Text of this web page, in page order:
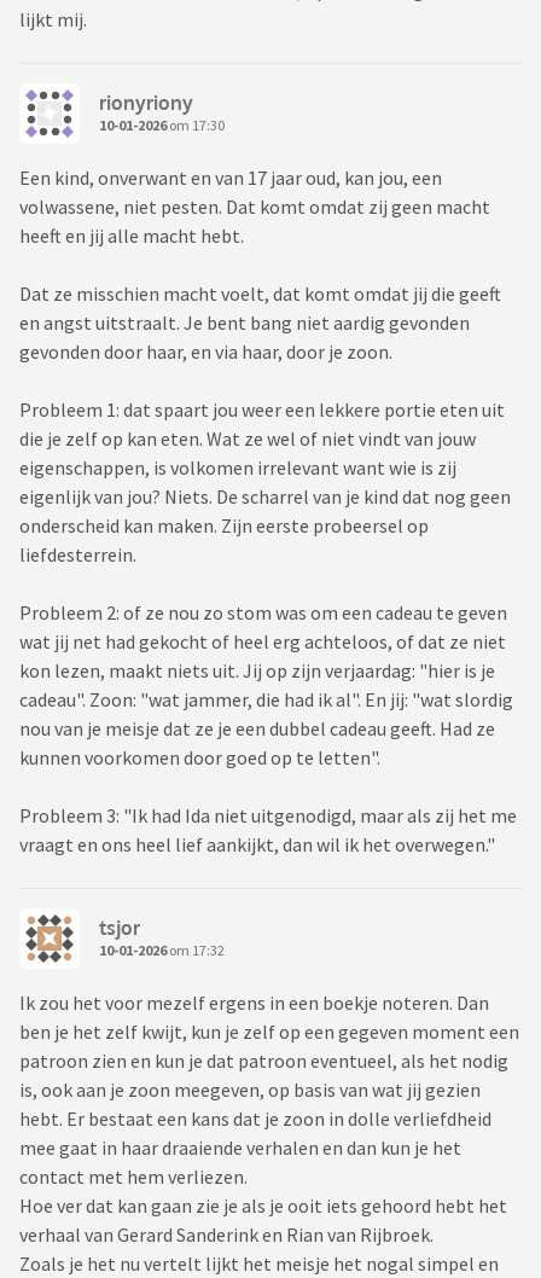
lijkt mij.
rionyriony
10-01-2026om 17:30
Een kind, onverwant en van 17 jaar oud, kan jou, een
volwassene, niet pesten. Dat komt omdat zij geen macht
heeft en jij alle macht hebt.
Dat ze misschien macht voelt, dat komt omdat jij die geeft
en angst uitstraalt. Je bent bang niet aardig gevonden
gevonden door haar, en via haar, door je zoon.
Probleem 1: dat spaart jou weer een lekkere portie eten uit
die je zelf op kan eten. Wat ze wel of niet vindt van jouw
eigenschappen, is volkomen irrelevant want wie is zij
eigenlijk van jou? Niets. De scharrel van je kind dat nog geen
onderscheid kan maken. Zijn eerste probeersel op
liefdesterrein.
Probleem 2: of ze nou zo stom was om een cadeau te geven
wat jij net had gekocht of heel erg achteloos, of dat ze niet
kon lezen, maakt niets uit. Jij op zijn verjaardag: "hier is je
cadeau". Zoon: "wat jammer, die had ik al". En jij: "wat slordig
nou van je meisje dat ze je een dubbel cadeau geeft. Had ze
kunnen voorkomen door goed op te letten".
Probleem 3: "Ik had Ida niet uitgenodigd, maar als zij het me
vraagt en ons heel lief aankijkt, dan wil ik het overwegen."
tsjor
10-01-2026om 17:32
Ik zou het voor mezelf ergens in een boekje noteren. Dan
ben je het zelf kwijt, kun je zelf op een gegeven moment een
patroon zien en kun je dat patroon eventueel, als het nodig
is, ook aan je zoon meegeven, op basis van wat jij gezien
hebt. Er bestaat een kans dat je zoon in dolle verliefdheid
mee gaat in haar draaiende verhalen en dan kun je het
contact met hem verliezen.
Hoe ver dat kan gaan zie je als je ooit iets gehoord hebt het
verhaal van Gerard Sanderink en Rian van Rijbroek.
Zoals je het nu vertelt lijkt het meisje het nogal simpel en